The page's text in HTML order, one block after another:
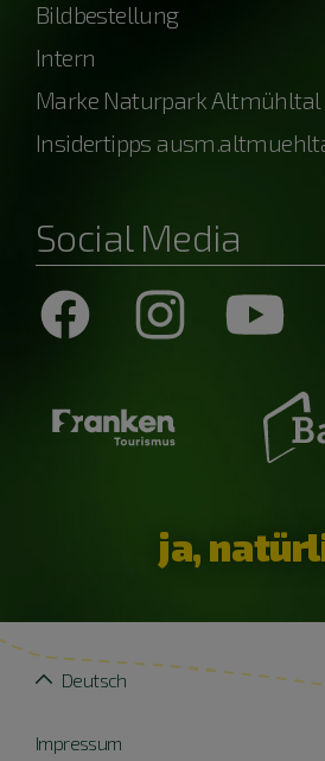
Bildbestellung
Intern
Marke Naturpark Altmühltal
Insidertipps
Social Media
ja,
Impressum
Deutsch